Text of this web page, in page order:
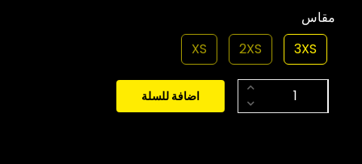
مقاس
3XS
2XS
XS
اضافة للسلة